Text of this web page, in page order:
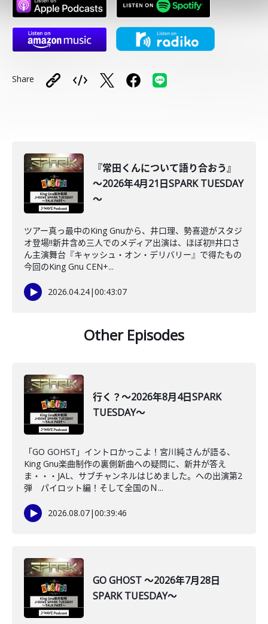
Share
『常田くんについて語り合おう』
～2026年4月21日SPARK TUESDAY
～
ツアー真っ最中のKing Gnuから、井口理、勢喜遊がスタジ
オ登場!!新井含め三人でのメディア出演は、ほぼ初‼井口さ
ん主演舞台『キャッシュ・オン・デリバリー』で得たもの
今回のKing Gnu CEN+...
2026.04.24|00:43:07
Other Episodes
行く？～2026年8月4日SPARK
TUESDAY～
「GO GOHST」イントロかっこよ！宮川純さんが語る、
King Gnu楽曲制作の裏側新曲への疑問に、新井が答え
ま・・・JAL、サブチャンネルはじめました。への出演第2
弾 パイロット編！そして全国のＮ...
2026.08.07|00:39:46
GO GHOST ～2026年7月28日
SPARK TUESDAY～